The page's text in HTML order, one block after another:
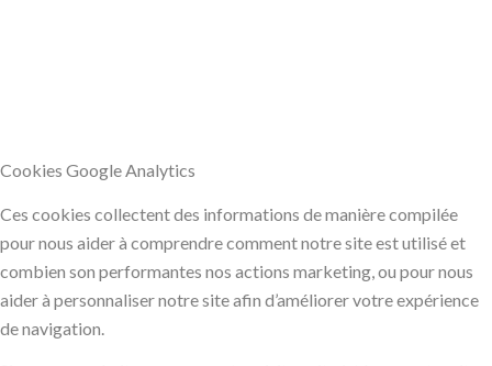
Cookies Google Analytics
Ces cookies collectent des informations de manière compilée
pour nous aider à comprendre comment notre site est utilisé et
combien son performantes nos actions marketing, ou pour nous
aider à personnaliser notre site afin d’améliorer votre expérience
de navigation.